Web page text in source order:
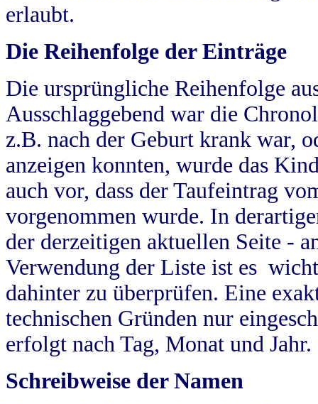
erlaubt.
Die Reihenfolge der Einträge
Die ursprüngliche Reihenfolge
Ausschlaggebend war die
z.B. nach der Geburt krank war,
anzeigen konnten, wurde das
auch vor, dass der Taufeintrag
vorgenommen wurde. In
der derzeitigen aktuellen Seite -
Verwendung der Liste ist es
dahinter zu überprüfen. Eine
technischen Gründen nur
erfolgt nach Tag, Monat und Jahr.
Schreibweise der Namen